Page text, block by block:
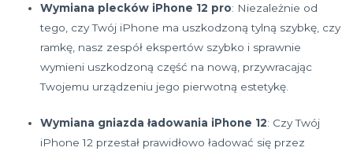
Wymiana plecków iPhone 12 pro: Niezależnie od
tego, czy Twój iPhone ma uszkodzoną tylną szybkę, czy
ramkę, nasz zespół ekspertów szybko i sprawnie
wymieni uszkodzoną część na nową, przywracając
Twojemu urządzeniu jego pierwotną estetykę.
Wymiana gniazda ładowania iPhone 12: Czy Twój
iPhone 12 przestał prawidłowo ładować się przez